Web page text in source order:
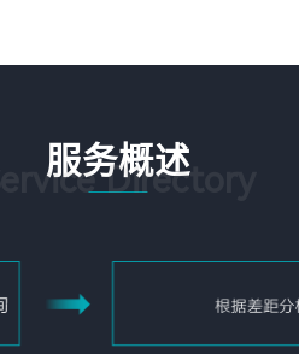
服务概述
Service Directory